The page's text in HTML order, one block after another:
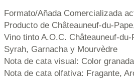
Formato/Añada Comercializada
Producto de Châteauneuf-du-
Vino tinto A.O.C. Châteauneuf-du-
Syrah, Garnacha y Mourvèdre
Nota de cata visual: Color
Nota de cata olfativa: Fragante,